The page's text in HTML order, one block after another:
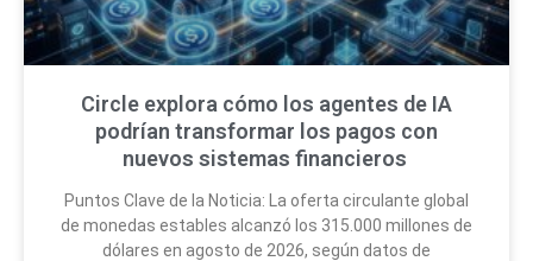
Circle explora cómo los agentes de IA
podrían transformar los pagos con
nuevos sistemas financieros
Puntos Clave de la Noticia: La oferta circulante global
de monedas estables alcanzó los 315.000 millones de
dólares en agosto de 2026, según datos de